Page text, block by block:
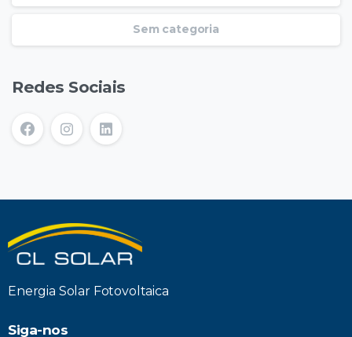
Sem categoria
Redes Sociais
Energia Solar Fotovoltaica
Siga-nos